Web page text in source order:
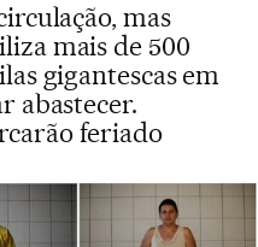
mas
mais de 500
gigantescas em
abastecer.
feriado